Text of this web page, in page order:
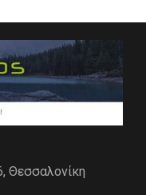
Θεσσαλονίκη